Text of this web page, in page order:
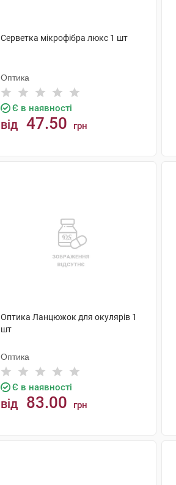
Серветка мікрофібра люкс 1 шт
Оптика
Є в наявності
від 47.50 грн
Оптика Ланцюжок для окулярів 1
шт
Оптика
Є в наявності
від 83.00 грн